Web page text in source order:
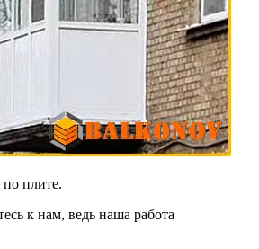
плите.
к нам, ведь наша работа